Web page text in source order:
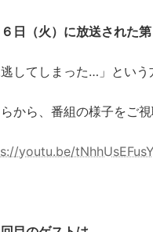
日（火）に放送された第
逃してしまった…」とい
から、番組の様子をご視
youtu.be/tNhhUsEFusY